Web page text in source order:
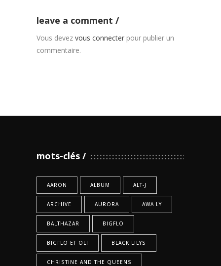
leave a comment
Vous devez vous connecter pour publier un
commentaire.
mots-clés
AARON ALBUM ALT-J
ARCHIVE AURORA AWA LY
BALTHAZAR BIGFLO
BIGFLO ET OLI BLACK LILYS
CHRISTINE AND THE QUEENS